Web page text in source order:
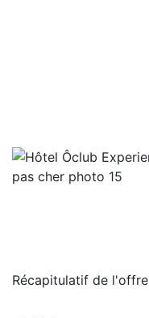
Récapitulatif de l'offre